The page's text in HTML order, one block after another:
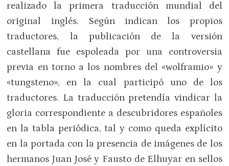
realizado la primera traducción mundial del
original inglés. Según indican los propios
traductores, la publicación de la versión
castellana fue espoleada por una controversia
previa en torno a los nombres del «wolframio» y
«tungsteno», en la cual participó uno de los
traductores. La traducción pretendía vindicar la
gloria correspondiente a descubridores españoles
en la tabla periódica, tal y como queda explícito
en la portada con la presencia de imágenes de los
hermanos Juan José y Fausto de Elhuyar en sellos